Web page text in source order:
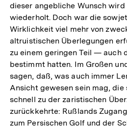
dieser angebliche Wunsch
wiederholt. Doch war die
Wirklichkeit viel mehr von
altruistischen Überlegungen
zu einem geringen Teil — auch
bestimmt hatten. Im Großen
sagen, daß, was auch immer
Ansicht gewesen sein mag,
schnell zu der zaristischen
zurückkehrte: Rußlands
zum Persischen Golf und der